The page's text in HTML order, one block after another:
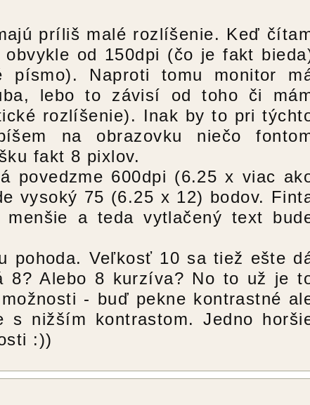
príliš malé rozlíšenie. Keď
od 150dpi (čo je fakt
Naproti tomu monitor
lebo to závisí od toho či
rozlíšenie). Inak by to pri
na obrazovku niečo
fakt 8 pixlov.
povedzme 600dpi (6.25 x viac
vysoký 75 (6.25 x 12) bodov.
a teda vytlačený text
pohoda. Veľkosť 10 sa tiež ešte
8? Alebo 8 kurzíva? No to už je
- buď pekne kontrastné
s nižším kontrastom. Jedno
:))